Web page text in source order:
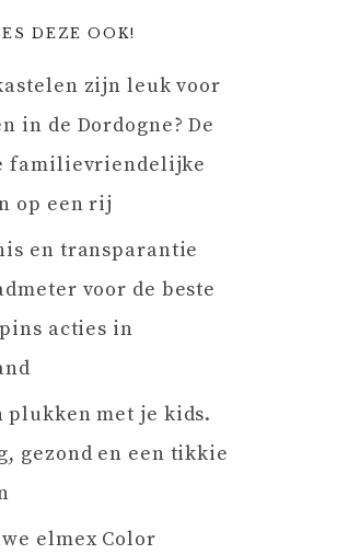
DEZE OOK!
zijn leuk voor
in de Dordogne? De
familievriendelijke
op een rij
en transparantie
voor de beste
acties in
plukken met je kids.
gezond en een tikkie
elmex Color